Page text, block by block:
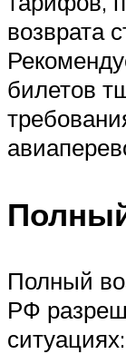
возврата
билетов
Полный
РФ
ситуациях: